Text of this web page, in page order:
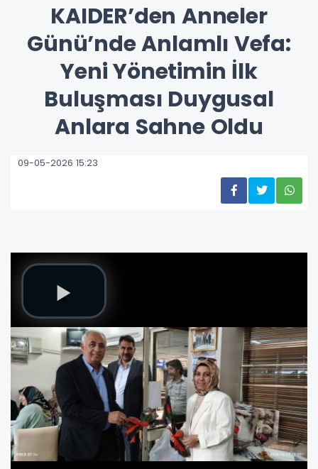
KAIDER’den Anneler
Günü’nde Anlamlı Vefa:
Yeni Yönetimin İlk
Buluşması Duygusal
Anlara Sahne Oldu
09-05-2026 15:23